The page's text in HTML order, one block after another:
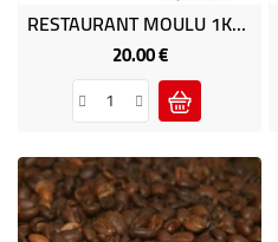
RESTAURANT MOULU 1KG (ROUGE) - Café Brésilia
20.00 €Price